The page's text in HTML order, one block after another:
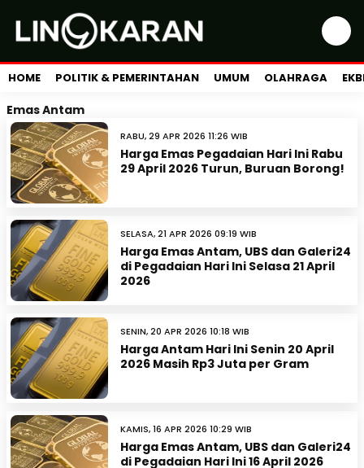
HOME POLITIK & PEMERINTAHAN UMUM OLAHRAGA
Emas Antam
RABU, 29 APR 2026 11:26 WIB
Harga Emas Pegadaian Hari Ini Rabu
29 April 2026 Turun, Buruan Borong!
SELASA, 21 APR 2026 09:19 WIB
Harga Emas Antam, UBS dan Galeri24
di Pegadaian Hari Ini Selasa 21 April
2026
SENIN, 20 APR 2026 10:18 WIB
Harga Antam Hari Ini Senin 20 April
2026 Masih Rp3 Juta per Gram
KAMIS, 16 APR 2026 10:29 WIB
Harga Emas Antam, UBS dan Galeri24
di Pegadaian Hari Ini 16 April 2026